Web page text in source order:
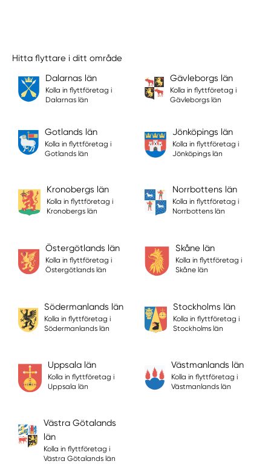
Hitta flyttare i ditt område
Dalarnas län
Kolla in flyttföretag i
Dalarnas län
Gävleborgs län
Kolla in flyttföretag i
Gävleborgs län
Gotlands län
Kolla in flyttföretag i
Gotlands län
Jönköpings län
Kolla in flyttföretag i
Jönköpings län
Kronobergs län
Kolla in flyttföretag i
Kronobergs län
Norrbottens län
Kolla in flyttföretag i
Norrbottens län
Östergötlands län
Kolla in flyttföretag i
Östergötlands län
Skåne län
Kolla in flyttföretag i
Skåne län
Södermanlands län
Kolla in flyttföretag i
Södermanlands län
Stockholms län
Kolla in flyttföretag i
Stockholms län
Uppsala län
Kolla in flyttföretag i
Uppsala län
Västmanlands län
Kolla in flyttföretag i
Västmanlands län
Västra Götalands
län
Kolla in flyttföretag i
Västra Götalands län